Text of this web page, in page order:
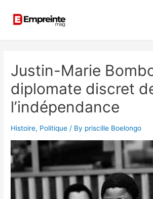
Justin-Marie
diplomate discret
l’indépendance
Histoire, Politique / By priscille Boelongo